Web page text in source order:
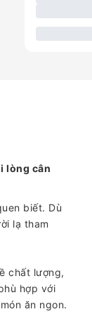
lòng cân
biết. Dù
lạ tham
chất lượng,
hợp với
ăn ngon.